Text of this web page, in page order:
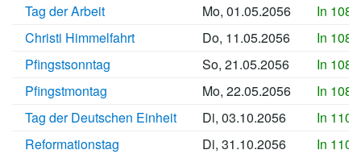
Tag der Arbeit
Mo, 01.05.2056
In
Christi Himmelfahrt
Do, 11.05.2056
In
Pfingstsonntag
So, 21.05.2056
In
Pfingstmontag
Mo, 22.05.2056
In
Tag der Deutschen Einheit
Di, 03.10.2056
In
Reformationstag
Di, 31.10.2056
In